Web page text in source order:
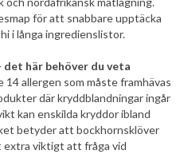
för att snabbare upptäcka
i långa ingredienslistor.
här behöver du veta
allergen som måste framhävas
där kryddblandningar ingår
kan enskilda kryddor ibland
betyder att bockhornsklöver
extra viktigt att fråga vid